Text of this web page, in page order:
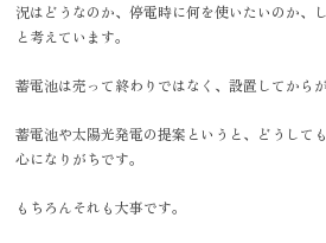
況はどうなのか、停電時に何を使いたいのか、
と考えています。
蓄電池は売って終わりではなく、設置してから
蓄電池や太陽光発電の提案というと、どうして
心になりがちです。
もちろんそれも大事です。